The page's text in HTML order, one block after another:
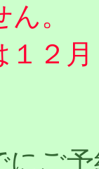
。
１２
にご